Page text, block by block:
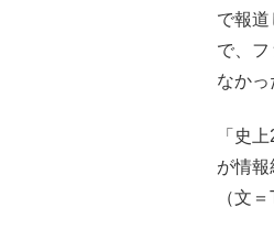
で報
で、
なかっ
「史
が情報
（文